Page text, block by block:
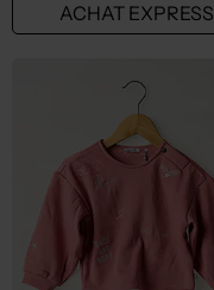
ACHAT EXPRESS